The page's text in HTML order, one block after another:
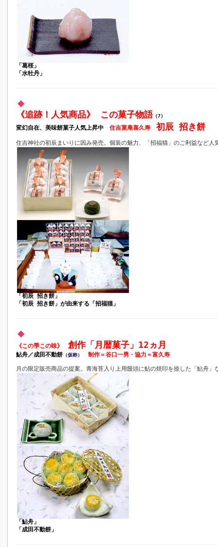
「葛桜」
「水牡丹」
《追跡！人気商品》 この菓子物語（7）
変幻自在、美味餅菓子人気上昇中 住吉菓庵喜久寿 初辰 招き餅
住吉神社の初辰まいりに因み発売。個装の魅力、「招福猫」のご利益など人
「初辰 招き餅」
「初辰 招き餅」が由来する「招福猫」
《この季この味》 創作「月暦菓子」12ヵ月
鮎舟／成田不動餅 （仮称） 制作＝谷口一男・協力＝富久寿
月の限定販売商品の提案。青海苔入り上用饅頭に鮎の焼印を捺した「鮎舟」
「鮎舟」
「成田不動餅」